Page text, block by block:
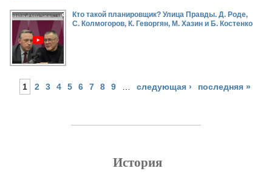
Кто такой планировщик? Улица Правды. Д. Роде,
С. Колмогоров, К. Геворгян, М. Хазин и Б. Костенко
1 2 3 4 5 6 7 8 9 следующая › последняя »
История